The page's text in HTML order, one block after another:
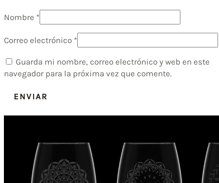
Nombre *
Correo electrónico *
Guarda mi nombre, correo electrónico y web en este
navegador para la próxima vez que comente.